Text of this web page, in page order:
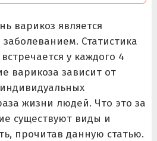
варикоз является
Статистика
у каждого 4
варикоза зависит от
жизни людей. Что это за
существуют виды и
прочитав данную статью.